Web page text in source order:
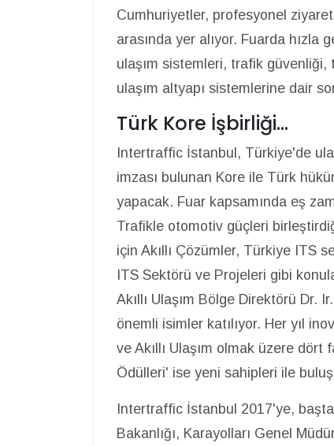
Cumhuriyetler, profesyonel
arasında yer alıyor. Fuarda hızla
ulaşım sistemleri, trafik
ulaşım altyapı sistemlerine dair
Türk Kore İşbirliği…
Intertraffic İstanbul, Türkiye'de
imzası bulunan Kore ile Türk
yapacak. Fuar kapsamında eş
Trafikle otomotiv güçleri
için Akıllı Çözümler, Türkiye ITS
ITS Sektörü ve Projeleri gibi
Akıllı Ulaşım Bölge Direktörü Dr.
önemli isimler katılıyor. Her yıl
ve Akıllı Ulaşım olmak üzere
Ödülleri' ise yeni sahipleri ile
Intertraffic İstanbul 2017'ye,
Bakanlığı, Karayolları Genel